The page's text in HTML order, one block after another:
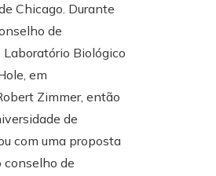
Chicago. Durante
de
Biológico
em
Zimmer, então
de
com uma proposta
conselho de